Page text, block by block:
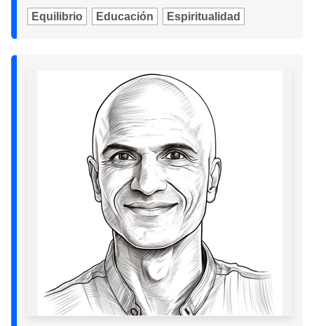
Equilibrio Educación Espiritualidad